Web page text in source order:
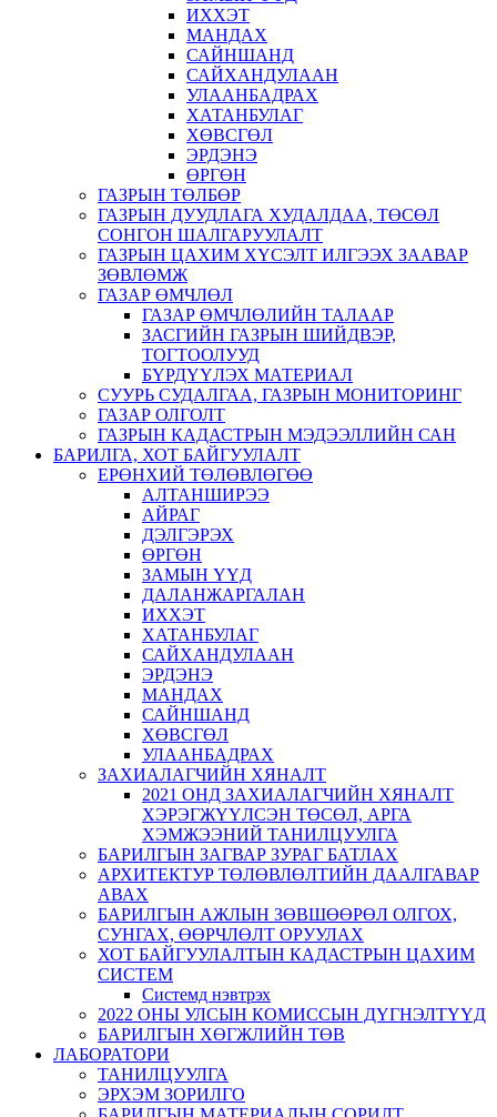
ИХХЭТ
МАНДАХ
САЙНШАНД
САЙХАНДУЛААН
УЛААНБАДРАХ
ХАТАНБУЛАГ
ХӨВСГӨЛ
ЭРДЭНЭ
ӨРГӨН
ГАЗРЫН ТӨЛБӨР
ГАЗРЫН ДУУДЛАГА ХУДАЛДАА, ТӨСӨЛ
СОНГОН ШАЛГАРУУЛАЛТ
ГАЗРЫН ЦАХИМ ХҮСЭЛТ ИЛГЭЭХ ЗААВАР
ЗӨВЛӨМЖ
ГАЗАР ӨМЧЛӨЛ
ГАЗАР ӨМЧЛӨЛИЙН ТАЛААР
ЗАСГИЙН ГАЗРЫН ШИЙДВЭР,
ТОГТООЛУУД
БҮРДҮҮЛЭХ МАТЕРИАЛ
СУУРЬ СУДАЛГАА, ГАЗРЫН МОНИТОРИНГ
ГАЗАР ОЛГОЛТ
ГАЗРЫН КАДАСТРЫН МЭДЭЭЛЛИЙН САН
БАРИЛГА, ХОТ БАЙГУУЛАЛТ
ЕРӨНХИЙ ТӨЛӨВЛӨГӨӨ
АЛТАНШИРЭЭ
АЙРАГ
ДЭЛГЭРЭХ
ӨРГӨН
ЗАМЫН ҮҮД
ДАЛАНЖАРГАЛАН
ИХХЭТ
ХАТАНБУЛАГ
САЙХАНДУЛААН
ЭРДЭНЭ
МАНДАХ
САЙНШАНД
ХӨВСГӨЛ
УЛААНБАДРАХ
ЗАХИАЛАГЧИЙН ХЯНАЛТ
2021 ОНД ЗАХИАЛАГЧИЙН ХЯНАЛТ
ХЭРЭГЖҮҮЛСЭН ТӨСӨЛ, АРГА
ХЭМЖЭЭНИЙ ТАНИЛЦУУЛГА
БАРИЛГЫН ЗАГВАР ЗУРАГ БАТЛАХ
АРХИТЕКТУР ТӨЛӨВЛӨЛТИЙН ДААЛГАВАР
АВАХ
БАРИЛГЫН АЖЛЫН ЗӨВШӨӨРӨЛ ОЛГОХ,
СУНГАХ, ӨӨРЧЛӨЛТ ОРУУЛАХ
ХОТ БАЙГУУЛАЛТЫН КАДАСТРЫН ЦАХИМ
СИСТЕМ
Системд нэвтрэх
2022 ОНЫ УЛСЫН КОМИССЫН ДҮГНЭЛТҮҮД
БАРИЛГЫН ХӨГЖЛИЙН ТӨВ
ЛАБОРАТОРИ
ТАНИЛЦУУЛГА
ЭРХЭМ ЗОРИЛГО